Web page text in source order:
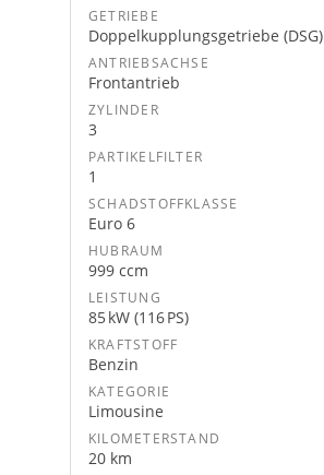
GETRIEBE
Doppelkupplungsgetriebe (DSG)
ANTRIEBSACHSE
Frontantrieb
ZYLINDER
3
PARTIKELFILTER
1
SCHADSTOFFKLASSE
Euro 6
HUBRAUM
999 ccm
LEISTUNG
85 kW (116 PS)
KRAFTSTOFF
Benzin
KATEGORIE
Limousine
KILOMETERSTAND
20 km